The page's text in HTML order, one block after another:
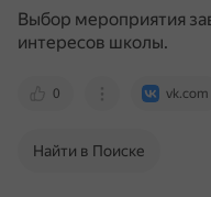
Выбор мероприятия
интересов школы.
0 vk.com
Найти в Поиске